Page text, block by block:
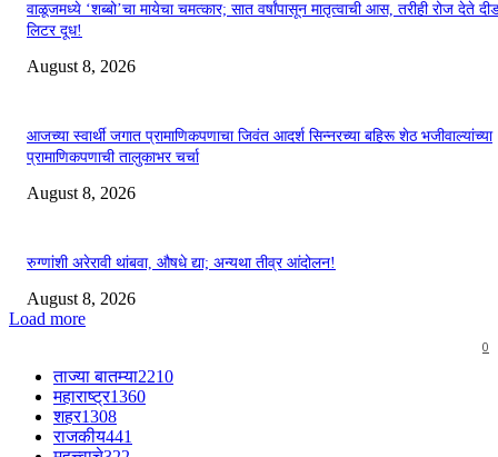
वाळूजमध्ये ‘शब्बो’चा मायेचा चमत्कार; सात वर्षांपासून मातृत्वाची आस, तरीही रोज देते
लिटर दूध!
August 8, 2026
आजच्या स्वार्थी जगात प्रामाणिकपणाचा जिवंत आदर्श सिन्नरच्या बहिरू शेठ भजीवाल्यांच्या
प्रामाणिकपणाची तालुकाभर चर्चा
August 8, 2026
रुग्णांशी अरेरावी थांबवा, औषधे द्या; अन्यथा तीव्र आंदोलन!
August 8, 2026
Load more
0
ताज्या बातम्या2210
महाराष्ट्र1360
शहर1308
राजकीय441